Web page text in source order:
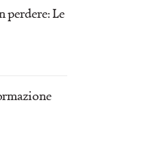
perdere: Le